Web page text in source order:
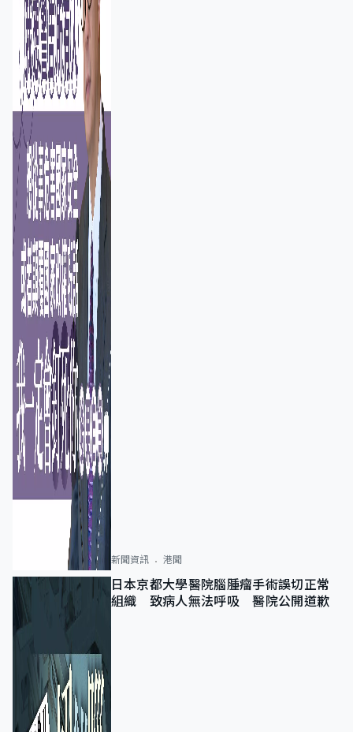
新聞資訊 港聞
日本京都大學醫院腦腫瘤手術誤切正常
組織 致病人無法呼吸 醫院公開道歉